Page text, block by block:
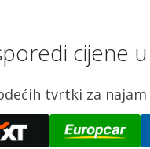
cijene
tvrtki za